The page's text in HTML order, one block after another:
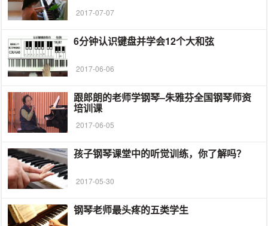
2017-07-07
6分钟认识键盘并学会12个大和弦
2017-06-06
跟郎朗的老师学钢琴–朱雅芬全国钢琴师资
培训课
2017-06-05
孩子钢琴课堂中的听觉训练，你了解吗？
2017-05-30
钢琴老师最头疼的五类学生